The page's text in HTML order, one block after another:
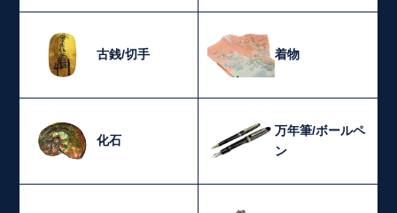
古銭/切手 着物
化石
万年筆/ボールペ
ン